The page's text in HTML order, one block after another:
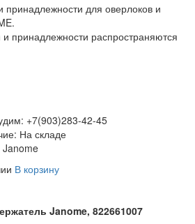
для оверлоков и
принадлежности распространяются
+7(903)283-42-45
На складе
Janome
В корзину
Janome, 822661007